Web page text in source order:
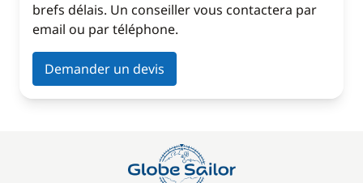
brefs délais. Un conseiller vous contactera par
email ou par téléphone.
Demander un devis